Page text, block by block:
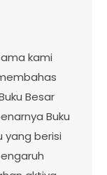
kami
Besar
Buku
yang berisi